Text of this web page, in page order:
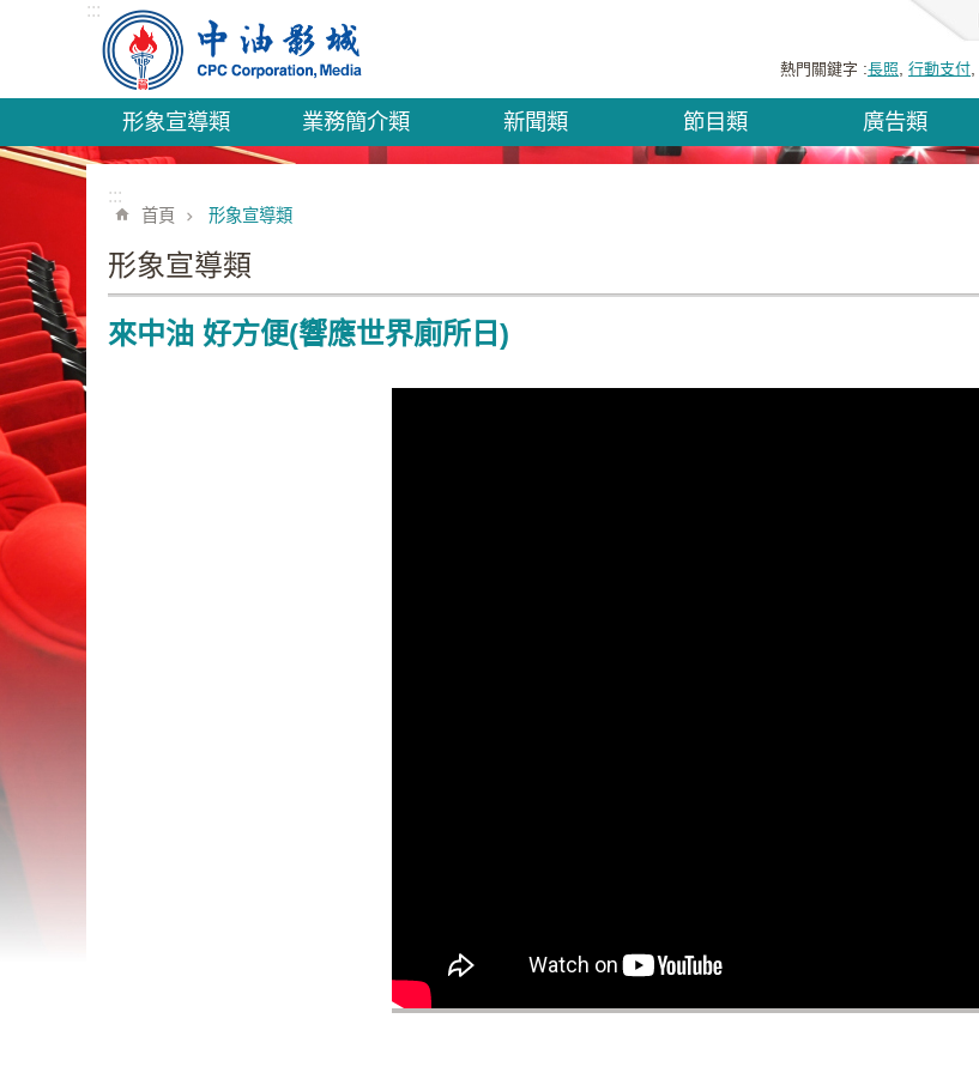
跳到主要內容區塊
:::
熱門關鍵字 長照 行動支付
形象宣導類 業務簡介類 新聞類 節目類 廣告類
:::
首頁 形象宣導類
形象宣導類
來中油 好方便(響應世界廁所日)